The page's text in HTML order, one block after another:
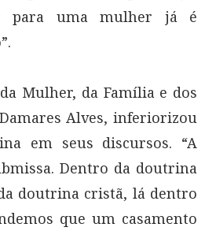
para uma mulher já é
Mulher, da Família e dos
Alves, inferiorizou
em seus discursos. “A
Dentro da doutrina
doutrina cristã, lá dentro
que um casamento